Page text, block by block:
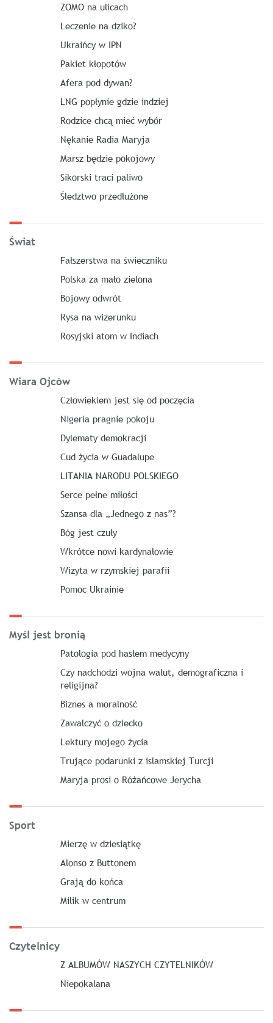
ZOMO na ulicach
Leczenie na dziko?
Ukraińcy w IPN
Pakiet kłopotów
Afera pod dywan?
LNG popłynie gdzie indziej
Rodzice chcą mieć wybór
Nękanie Radia Maryja
Marsz będzie pokojowy
Sikorski traci paliwo
Śledztwo przedłużone
Świat
Fałszerstwa na świeczniku
Polska za mało zielona
Bojowy odwrót
Rysa na wizerunku
Rosyjski atom w Indiach
Wiara Ojców
Człowiekiem jest się od poczęcia
Nigeria pragnie pokoju
Dylematy demokracji
Cud życia w Guadalupe
LITANIA NARODU POLSKIEGO
Serce pełne miłości
Szansa dla „Jednego z nas”?
Bóg jest czuły
Wkrótce nowi kardynałowie
Wizyta w rzymskiej parafii
Pomoc Ukrainie
Myśl jest bronią
Patologia pod hasłem medycyny
Czy nadchodzi wojna walut, demograficzna i
religijna?
Biznes a moralność
Zawalczyć o dziecko
Lektury mojego życia
Trujące podarunki z islamskiej Turcji
Maryja prosi o Różańcowe Jerycha
Sport
Mierzę w dziesiątkę
Alonso z Buttonem
Grają do końca
Milik w centrum
Czytelnicy
Z ALBUMÓW NASZYCH CZYTELNIKÓW
Niepokalana